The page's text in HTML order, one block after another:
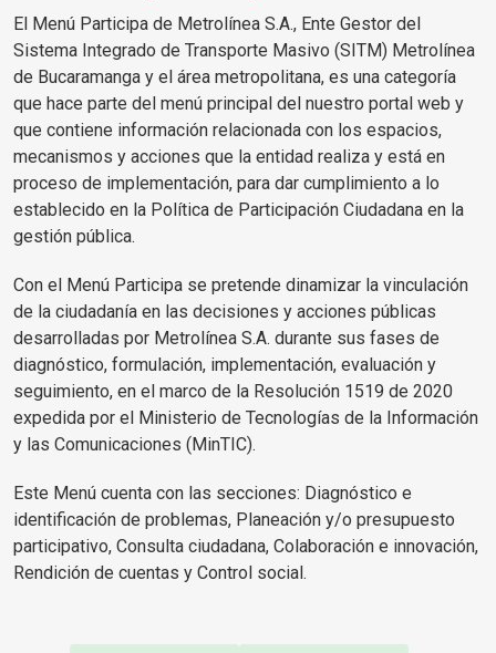
El Menú Participa de Metrolínea S.A., Ente Gestor del
Sistema Integrado de Transporte Masivo (SITM) Metrolínea
de Bucaramanga y el área metropolitana, es una categoría
que hace parte del menú principal del nuestro portal web y
que contiene información relacionada con los espacios,
mecanismos y acciones que la entidad realiza y está en
proceso de implementación, para dar cumplimiento a lo
establecido en la Política de Participación Ciudadana en la
gestión pública.
Con el Menú Participa se pretende dinamizar la vinculación
de la ciudadanía en las decisiones y acciones públicas
desarrolladas por Metrolínea S.A. durante sus fases de
diagnóstico, formulación, implementación, evaluación y
seguimiento, en el marco de la Resolución 1519 de 2020
expedida por el Ministerio de Tecnologías de la Información
y las Comunicaciones (MinTIC).
Este Menú cuenta con las secciones: Diagnóstico e
identificación de problemas, Planeación y/o presupuesto
participativo, Consulta ciudadana, Colaboración e innovación,
Rendición de cuentas y Control social.